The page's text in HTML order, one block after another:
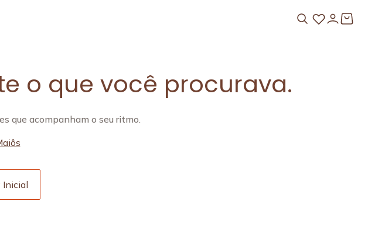
o que você procurava.
que acompanham o seu ritmo.
Inicial